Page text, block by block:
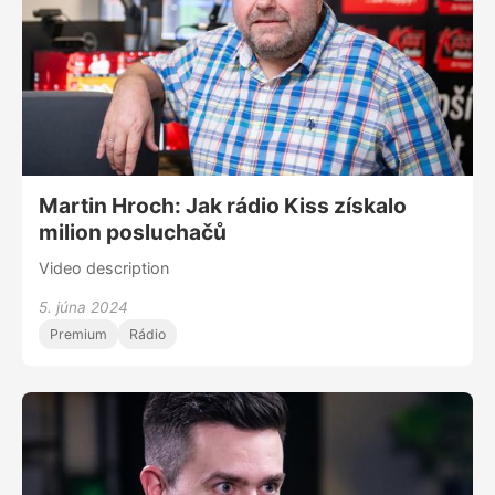
právě předplatitelských platforem. – Speciálně pro tento
rozhovor připravila Denisa Hrubešová čerstvá data o
konzumaci podcastů na platformě Forendors za prvních
pět měsíců letošního roku a jejich meziroční srovnání.
Martin Hroch: Jak rádio Kiss získalo
milion posluchačů
Video description
5. júna 2024
Premium Rádio